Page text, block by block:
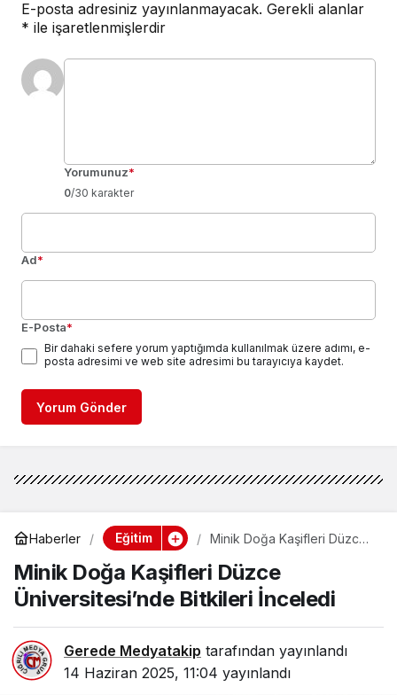
E-posta adresiniz yayınlanmayacak. Gerekli alanlar
* ile işaretlenmişlerdir
Yorumunuz*
0/30 karakter
Ad*
E-Posta*
Bir dahaki sefere yorum yaptığımda kullanılmak üzere adımı, e-
posta adresimi ve web site adresimi bu tarayıcıya kaydet.
Yorum Gönder
Haberler Eğitim
Minik Doğa Kaşifleri Düzce
İnceledi
Minik Doğa Kaşifleri Düzce
Üniversitesi’nde Bitkileri İnceledi
Gerede Medyatakip tarafından yayınlandı
14 Haziran 2025, 11:04 yayınlandı